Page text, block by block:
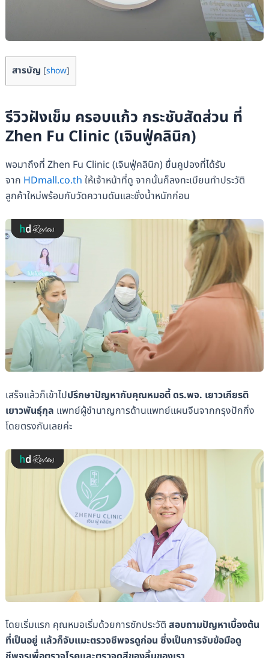
สารบัญ [show]
รีวิวฝังเข็ม ครอบแก้ว กระชับสัดส่วน ที่
Zhen Fu Clinic (​​เจินฟู่คลินิก)
พอมาถึงที่ Zhen Fu Clinic (​​เจินฟู่คลินิก) ยื่นคูปองที่ได้รับ
จาก HDmall.co.th ให้เจ้าหน้าที่ดู จากนั้นก็ลงทะเบียนทำประวัติ
ลูกค้าใหม่พร้อมกับวัดความดันและชั่งน้ำหนักก่อน
เสร็จแล้วก็เข้าไปปรึกษาปัญหากับคุณหมอตี้ ดร.พจ. เยาวเกียรติ
เยาวพันธุ์กุล แพทย์ผู้ชำนาญการด้านแพทย์แผนจีนจากกรุงปักกิ่ง
โดยตรงกันเลยค่ะ
โดยเริ่มแรก คุณหมอเริ่มด้วยการซักประวัติ สอบถามปัญหาเบื้องต้น
ที่เป็นอยู่ แล้วก็จับแมะตรวจชีพจรดูก่อน ซึ่งเป็นการจับข้อมือดู